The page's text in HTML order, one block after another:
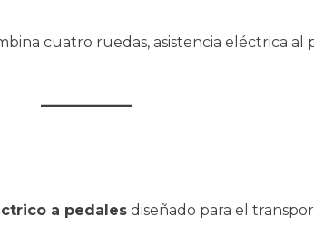
cuatro ruedas, asistencia eléctrica al
a pedales diseñado para el